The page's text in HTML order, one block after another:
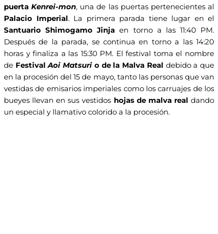
puertaKenrei-mon, una de las puertas pertenecientes al
Palacio Imperial. La primera parada tiene lugar en el
Santuario Shimogamo Jinja en torno a las 11:40 PM.
Después de la parada, se continua en torno a las 14:20
horas y finaliza a las 15:30 PM. El festival toma el nombre
de FestivalAoi Matsuri o de la Malva Real debido a que
en la procesión del 15 de mayo, tanto las personas que van
vestidas de emisarios imperiales como los carruajes de los
bueyes llevan en sus vestidos hojas de malva realdando
un especial y llamativo colorido a la procesión.